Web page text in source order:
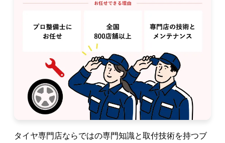
タイヤ専門店ならではの専門知識と取付技術を持つブ